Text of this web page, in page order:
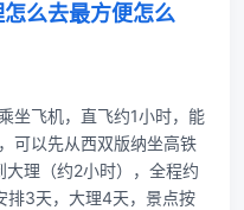
么去最方便怎么
坐飞机，直飞约1小时，能
可以先从西双版纳坐高铁
理（约2小时），全程约
排3天，大理4天，景点按